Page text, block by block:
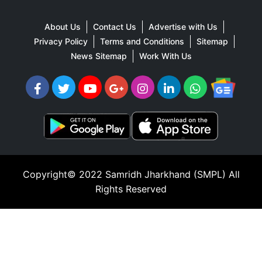
About Us Contact Us
Advertise with Us
Privacy Policy
Terms and Conditions
Sitemap
News Sitemap
Work With Us
Copyright© 2022 Samridh Jharkhand (SMPL) All
Rights Reserved